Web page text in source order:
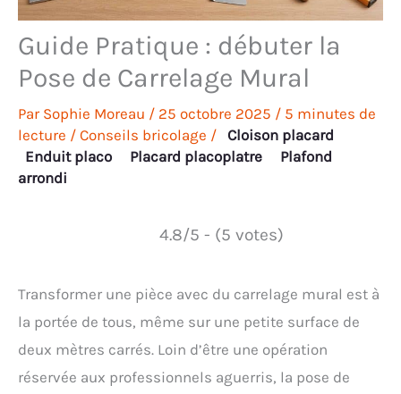
Guide Pratique : débuter la
Pose de Carrelage Mural
Par Sophie Moreau / 25 octobre 2025 / 5 minutes de
lecture / Conseils bricolage / Cloison placard
Enduit placo
Placard placoplatre
Plafond
arrondi
4.8/5 - (5 votes)
Transformer une pièce avec du carrelage mural est à
la portée de tous, même sur une petite surface de
deux mètres carrés. Loin d’être une opération
réservée aux professionnels aguerris, la pose de